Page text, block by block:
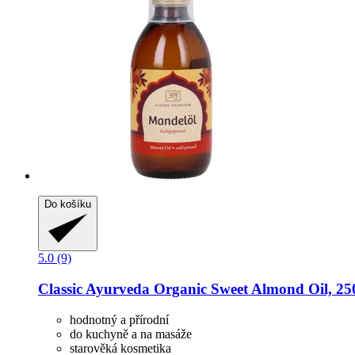
Do košíku
5.0 (9)
Classic Ayurveda Organic Sweet Almond Oil,
hodnotný a přírodní
do kuchyně a na masáže
starověká kosmetika